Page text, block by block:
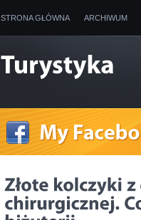
STRONA GŁÓWNA ARCHIWUM